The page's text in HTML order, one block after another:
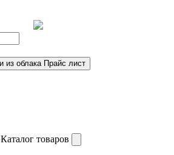
Прайс лист
Каталог товаров